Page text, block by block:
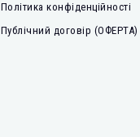
Політика конфіденційності
Публічний договір (ОФЕРТА)